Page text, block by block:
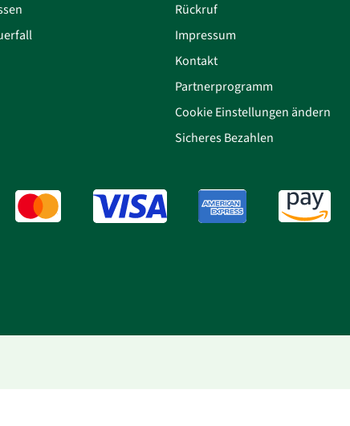
Rückruf
Impressum
Kontakt
Partnerprogramm
Cookie Einstellungen ändern
Sicheres Bezahlen